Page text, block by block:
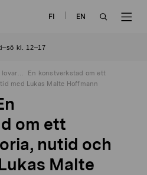
FI
EN
kl. 12–17
lovar… En konstverkstad om ett
med Lukas Malte Hoffmann
om ett
nutid och
Malte